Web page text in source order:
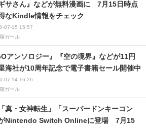
07-15 15:57
ガール
サさん』などが無料漫画に 7月15日時点
なKindle情報をチェック
07-14 16:26
ガール
アンソロジー』『空の境界』などが11円
社が10周年記念で電子書籍セール開催中
真・女神転生」「スーパードンキーコン
Nintendo Switch Onlineに登場 7月15